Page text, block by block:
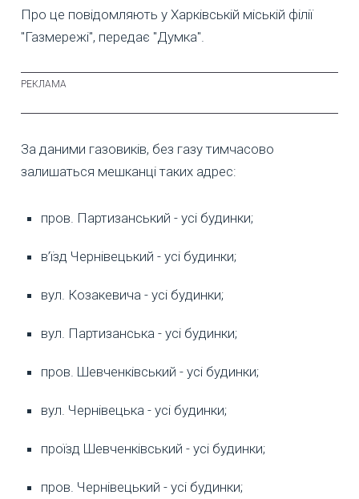
Про це повідомляють у Харківській міській філії
"Газмережі", передає "Думка".
За даними газовиків, без газу тимчасово
залишаться мешканці таких адрес:
пров. Партизанський - усі будинки;
в’їзд Чернівецький - усі будинки;
вул. Козакевича - усі будинки;
вул. Партизанська - усі будинки;
пров. Шевченківський - усі будинки;
вул. Чернівецька - усі будинки;
проїзд Шевченківський - усі будинки;
пров. Чернівецький - усі будинки;